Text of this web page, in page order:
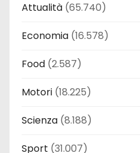
Attualità (65.740)
Economia (16.578)
Food (2.587)
Motori (18.225)
Scienza (8.188)
Sport (31.007)